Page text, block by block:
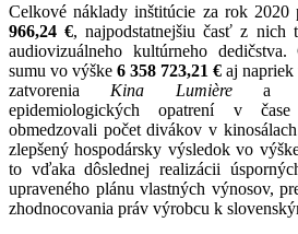
Celkové náklady inštitúcie za rok 2020
966,24 €, najpodstatnejšiu časť z nich
audiovizuálneho kultúrneho
sumu vo výške 6 358 723,21 € aj
zatvorenia Kina Lumièrea
epidemiologických opatrení v
obmedzovali počet divákov v
zlepšený hospodársky výsledok vo
to vďaka dôslednej realizácii
upraveného plánu vlastných výnosov,
zhodnocovania práv výrobcu k